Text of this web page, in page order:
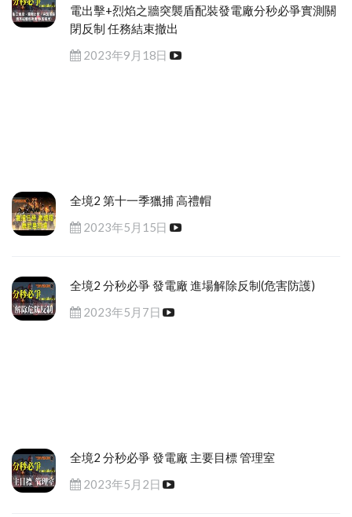
電出擊+烈焰之牆突襲盾配裝發電廠分秒必爭實測關
閉反制 任務結束撤出
2023年9月18日
全境2 第十一季獵捕 高禮帽
2023年5月15日
全境2 分秒必爭 發電廠 進場解除反制(危害防護)
2023年5月7日
全境2 分秒必爭 發電廠 主要目標 管理室
2023年5月2日